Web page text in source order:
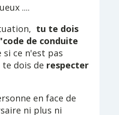
....
tu te dois
de conduite
si ce n'est pas
dois de respecter
en face de
ni plus ni